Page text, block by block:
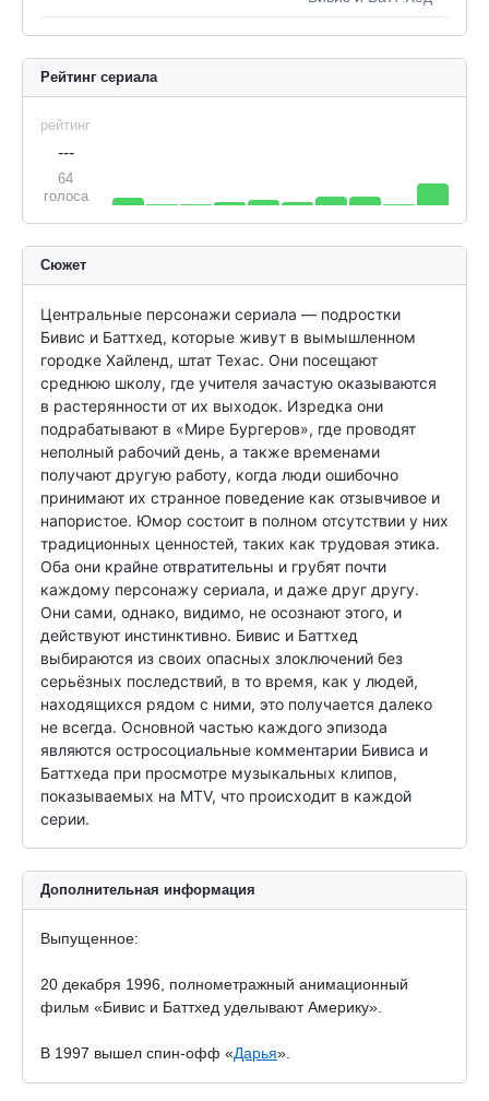
Рейтинг сериала
рейтинг
---
64
голоса
Сюжет
Центральные персонажи сериала — подростки
Бивис и Баттхед, которые живут в вымышленном
городке Хайленд, штат Техас. Они посещают
среднюю школу, где учителя зачастую оказываются
в растерянности от их выходок. Изредка они
подрабатывают в «Мире Бургеров», где проводят
неполный рабочий день, а также временами
получают другую работу, когда люди ошибочно
принимают их странное поведение как отзывчивое и
напористое. Юмор состоит в полном отсутствии у них
традиционных ценностей, таких как трудовая этика.
Оба они крайне отвратительны и грубят почти
каждому персонажу сериала, и даже друг другу.
Они сами, однако, видимо, не осознают этого, и
действуют инстинктивно. Бивис и Баттхед
выбираются из своих опасных злоключений без
серьёзных последствий, в то время, как у людей,
находящихся рядом с ними, это получается далеко
не всегда. Основной частью каждого эпизода
являются остросоциальные комментарии Бивиса и
Баттхеда при просмотре музыкальных клипов,
показываемых на MTV, что происходит в каждой
серии.
Дополнительная информация
Выпущенное:
20 декабря 1996, полнометражный анимационный
фильм «Бивис и Баттхед уделывают Америку».
В 1997 вышел спин-офф «Дарья».